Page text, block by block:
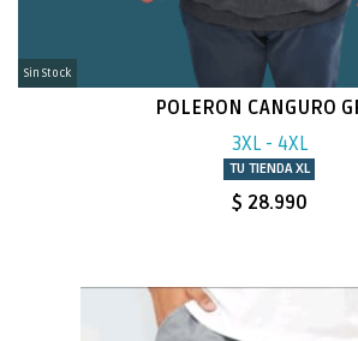
Sin Stock
POLERON CANGURO
3XL - 4XL
TU TIENDA XL
$ 28.990